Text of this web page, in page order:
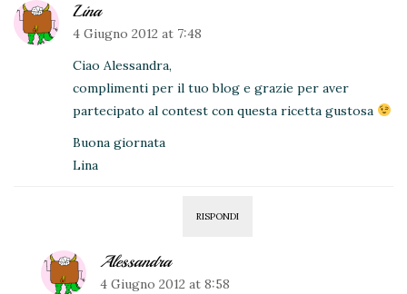
Lina
4 Giugno 2012 at 7:48
Ciao Alessandra,
complimenti per il tuo blog e grazie per aver
partecipato al contest con questa ricetta gustosa
Buona giornata
Lina
RISPONDI
Alessandra
4 Giugno 2012 at 8:58